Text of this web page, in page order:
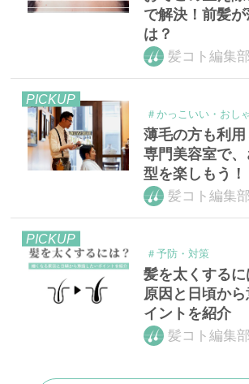
で解決！前髪
は？
髪コト編集部
PICKUP
＃かっこいい・おし
薄毛の方も利
専門美容室で
型を楽しもう！
髪コト編集部
PICKUP
＃予防・対策
髪を太くする
原因と日頃か
イントを紹介
髪コト編集部